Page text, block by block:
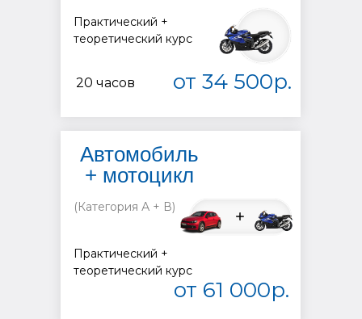
Практический +
теоретический курс
20 часов от 34 500р.
Автомобиль
+ мотоцикл
(Категория А + В)
от 61 000р.
Практический +
теоретический курс